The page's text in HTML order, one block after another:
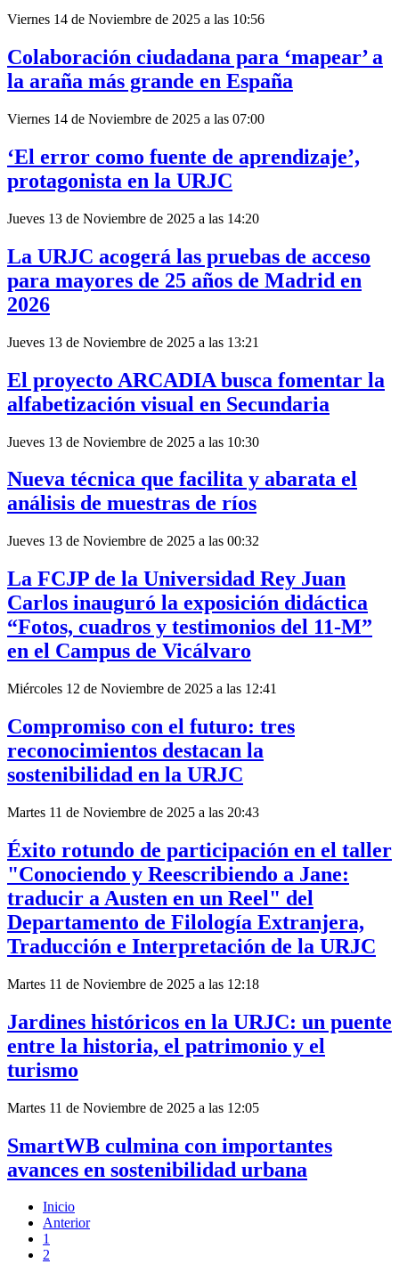
Viernes 14 de Noviembre de 2025 a las 10:56
Colaboración ciudadana para ‘mapear’ a
la araña más grande en España
Viernes 14 de Noviembre de 2025 a las 07:00
‘El error como fuente de aprendizaje’,
protagonista en la URJC
Jueves 13 de Noviembre de 2025 a las 14:20
La URJC acogerá las pruebas de acceso
para mayores de 25 años de Madrid en
2026
Jueves 13 de Noviembre de 2025 a las 13:21
El proyecto ARCADIA busca fomentar la
alfabetización visual en Secundaria
Jueves 13 de Noviembre de 2025 a las 10:30
Nueva técnica que facilita y abarata el
análisis de muestras de ríos
Jueves 13 de Noviembre de 2025 a las 00:32
La FCJP de la Universidad Rey Juan
Carlos inauguró la exposición didáctica
“Fotos, cuadros y testimonios del 11-M”
en el Campus de Vicálvaro
Miércoles 12 de Noviembre de 2025 a las 12:41
Compromiso con el futuro: tres
reconocimientos destacan la
sostenibilidad en la URJC
Martes 11 de Noviembre de 2025 a las 20:43
Éxito rotundo de participación en el taller
"Conociendo y Reescribiendo a Jane:
traducir a Austen en un Reel" del
Departamento de Filología Extranjera,
Traducción e Interpretación de la URJC
Martes 11 de Noviembre de 2025 a las 12:18
Jardines históricos en la URJC: un puente
entre la historia, el patrimonio y el
turismo
Martes 11 de Noviembre de 2025 a las 12:05
SmartWB culmina con importantes
avances en sostenibilidad urbana
Inicio
Anterior
1
2